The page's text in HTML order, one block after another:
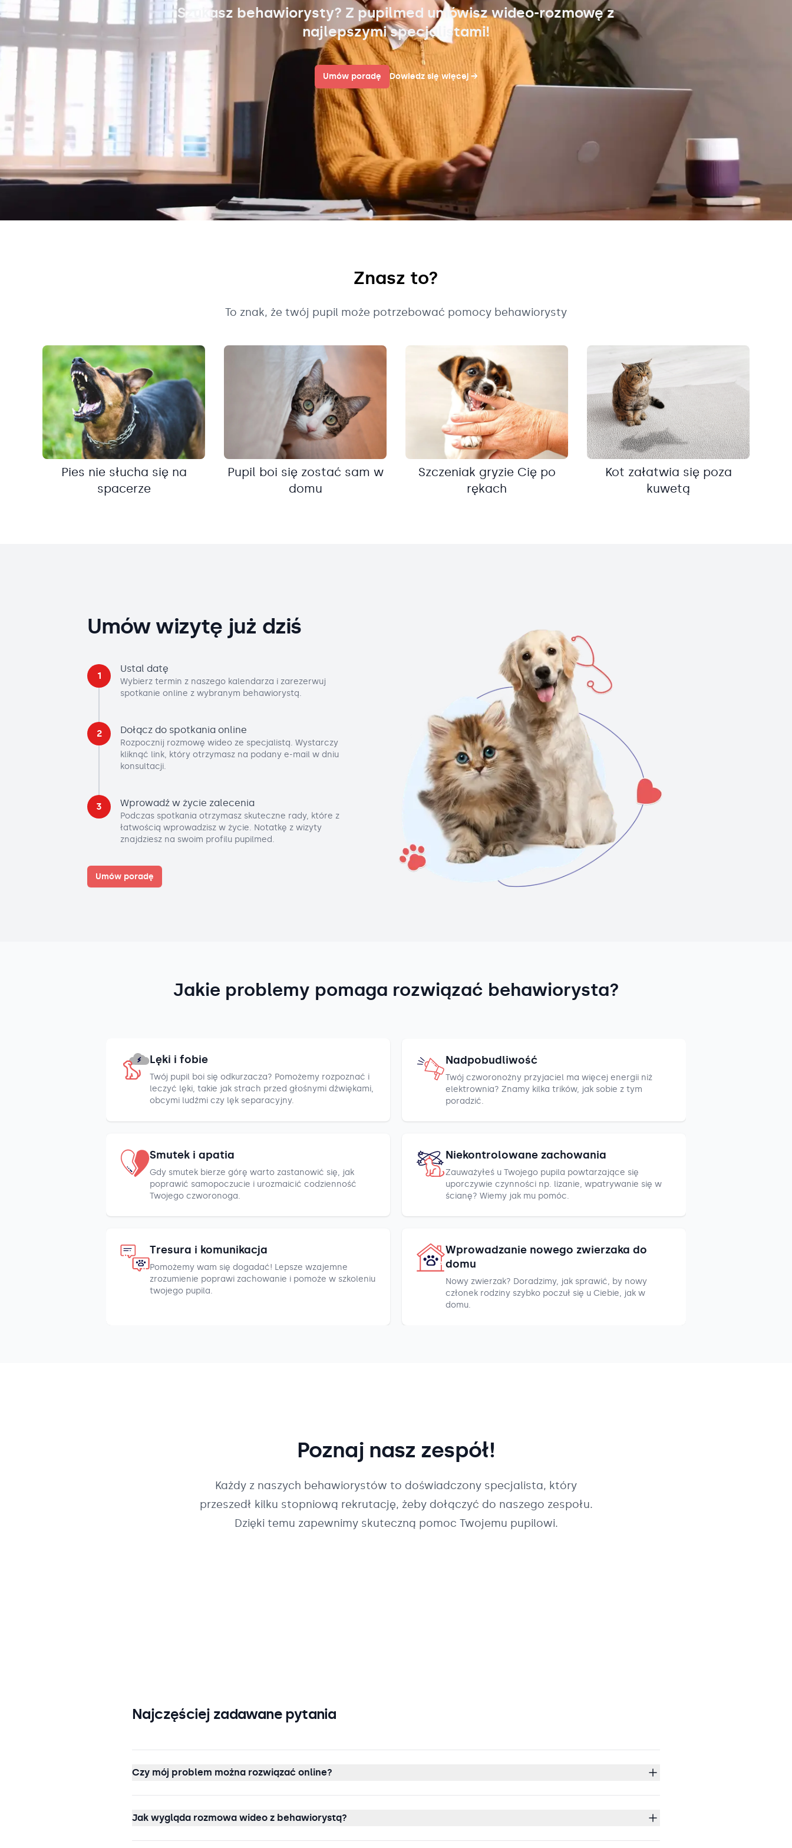
Szukasz behawiorysty? Z pupilmed umówisz wideo-rozmowę z
najlepszymi specjalistami!
Umów poradę Dowiedz się więcej →
Znasz to?
To znak, że twój pupil może potrzebować pomocy behawiorysty
Pies nie słucha się na
spacerze
Pupil boi się zostać sam w
domu
Szczeniak gryzie Cię po
rękach
Kot załatwia się poza
kuwetą
Umów wizytę już dziś
1
Ustal datę
Wybierz termin z naszego kalendarza i zarezerwuj
spotkanie online z wybranym behawiorystą.
2 Dołącz do spotkania online
Rozpocznij rozmowę wideo ze specjalistą. Wystarczy
kliknąć link, który otrzymasz na podany e-mail w dniu
konsultacji.
3 Wprowadź w życie zalecenia
Podczas spotkania otrzymasz skuteczne rady, które z
łatwością wprowadzisz w życie. Notatkę z wizyty
znajdziesz na swoim profilu pupilmed.
Umów poradę
Jakie problemy pomaga rozwiązać behawiorysta?
Lęki i fobie
Twój pupil boi się odkurzacza? Pomożemy rozpoznać i
leczyć lęki, takie jak strach przed głośnymi dźwiękami,
obcymi ludźmi czy lęk separacyjny.
Nadpobudliwość
Twój czworonożny przyjaciel ma więcej energii niż
elektrownia? Znamy kilka trików, jak sobie z tym
poradzić.
Smutek i apatia
Gdy smutek bierze górę warto zastanowić się, jak
poprawić samopoczucie i urozmaicić codzienność
Twojego czworonoga.
Niekontrolowane zachowania
Zauważyłeś u Twojego pupila powtarzające się
uporczywie czynności np. lizanie, wpatrywanie się w
ścianę? Wiemy jak mu pomóc.
Tresura i komunikacja
Pomożemy wam się dogadać! Lepsze wzajemne
zrozumienie poprawi zachowanie i pomoże w szkoleniu
twojego pupila.
Wprowadzanie nowego zwierzaka do
domu
Nowy zwierzak? Doradzimy, jak sprawić, by nowy
członek rodziny szybko poczuł się u Ciebie, jak w
domu.
Poznaj nasz zespół!
Każdy z naszych behawiorystów to doświadczony specjalista, który
przeszedł kilku stopniową rekrutację, żeby dołączyć do naszego zespołu.
Dzięki temu zapewnimy skuteczną pomoc Twojemu pupilowi.
Najczęściej zadawane pytania
Czy mój problem można rozwiązać online?
Jak wygląda rozmowa wideo z behawiorystą?